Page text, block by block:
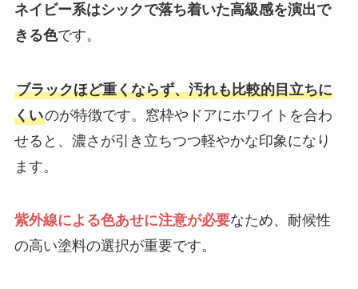
ネイビー系はシックで落ち着いた高級感を演出で
きる色です。
ブラックほど重くならず、汚れも比較的目立ちに
くいのが特徴です。窓枠やドアにホワイトを合わ
せると、濃さが引き立ちつつ軽やかな印象になり
ます。
紫外線による色あせに注意が必要なため、耐候性
の高い塗料の選択が重要です。